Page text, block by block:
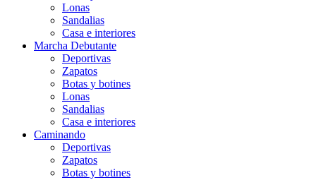
Lonas
Sandalias
Casa e interiores
Marcha Debutante
Deportivas
Zapatos
Botas y botines
Lonas
Sandalias
Casa e interiores
Caminando
Deportivas
Zapatos
Botas y botines